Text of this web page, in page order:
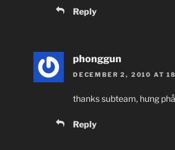
Reply
phonggun
DECEMBER 2, 2010 AT
thanks subteam, hưng
Reply